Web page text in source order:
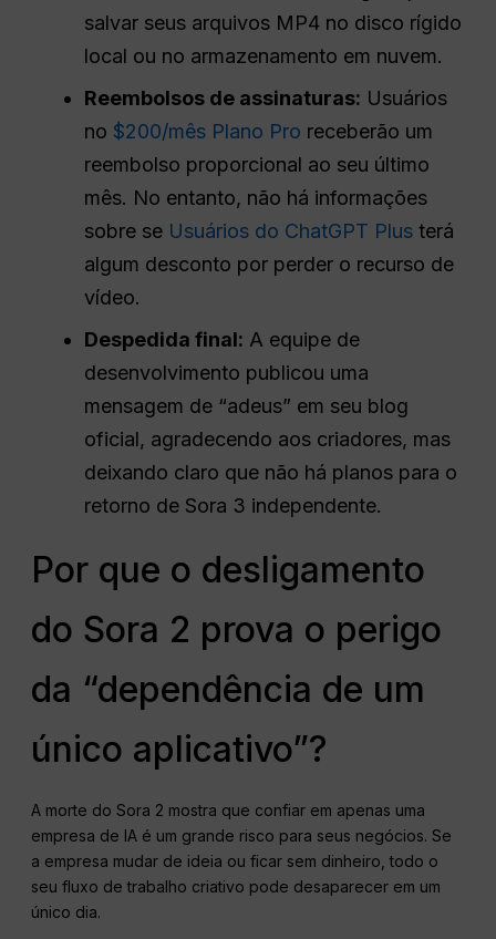
salvar seus arquivos MP4 no disco rígido
local ou no armazenamento em nuvem.
Reembolsos de assinaturas: Usuários
no $200/mês Plano Pro receberão um
reembolso proporcional ao seu último
mês. No entanto, não há informações
sobre se Usuários do ChatGPT Plus terá
algum desconto por perder o recurso de
vídeo.
Despedida final: A equipe de
desenvolvimento publicou uma
mensagem de “adeus” em seu blog
oficial, agradecendo aos criadores, mas
deixando claro que não há planos para o
retorno de Sora 3 independente.
Por que o desligamento
do Sora 2 prova o perigo
da “dependência de um
único aplicativo”?
A morte do Sora 2 mostra que confiar em apenas uma
empresa de IA é um grande risco para seus negócios. Se
a empresa mudar de ideia ou ficar sem dinheiro, todo o
seu fluxo de trabalho criativo pode desaparecer em um
único dia.